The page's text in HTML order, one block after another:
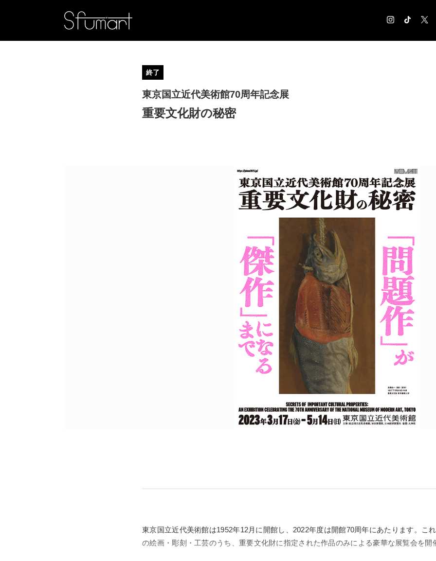
EXHIBITION
POLICY COMPANY
終了
東京国立近代美術館70周年記念展
重要文化財の秘密
東京国立近代美術館は1952年12月に開館し、2022年度は開館70周年にあたります。こ
の絵画・彫刻・工芸のうち、重要文化財に指定された作品のみによる豪華な展覧会を開